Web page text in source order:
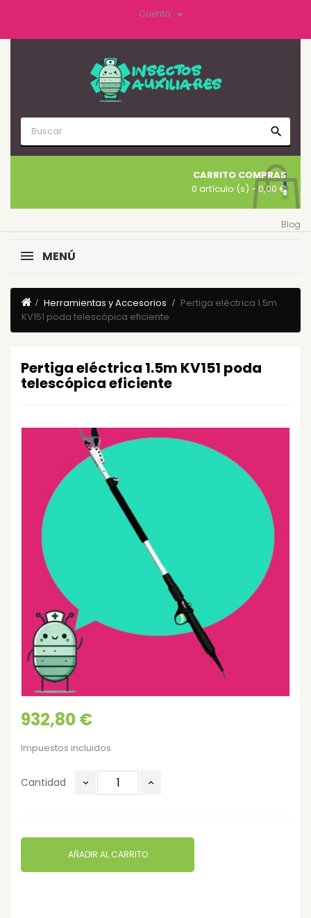
Cuenta 
search
CARRITO COMPRAS
0 artículo (s) - 0,00 €
Blog
MENÚ
Herramientas y Accesorios
Pertiga eléctrica 1.5m
KV151 poda telescópica eficiente
Pertiga eléctrica 1.5m KV151 poda
telescópica eficiente
932,80 €
Impuestos incluidos
Cantidad
AÑADIR AL CARRITO